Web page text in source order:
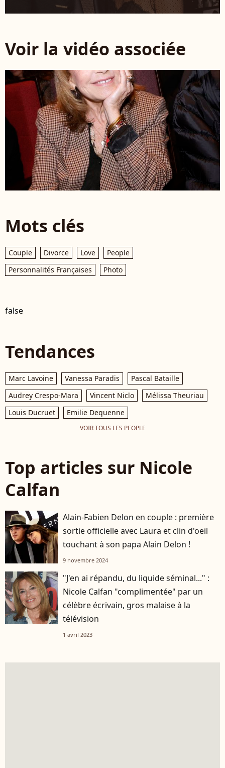
Voir la vidéo associée
Mots clés
Couple Divorce Love
People
Personnalités Françaises
Photo
false
Tendances
Marc Lavoine Vanessa Paradis
Pascal Bataille
Audrey Crespo-Mara
Vincent Niclo
Mélissa Theuriau
Louis Ducruet
Emilie Dequenne
VOIR TOUS LES PEOPLE
Top articles sur Nicole
Calfan
Alain-Fabien Delon en couple : première
sortie officielle avec Laura et clin d'oeil
touchant à son papa Alain Delon !
9 novembre 2024
"J'en ai répandu, du liquide séminal..." :
Nicole Calfan "complimentée" par un
célèbre écrivain, gros malaise à la
télévision
1 avril 2023